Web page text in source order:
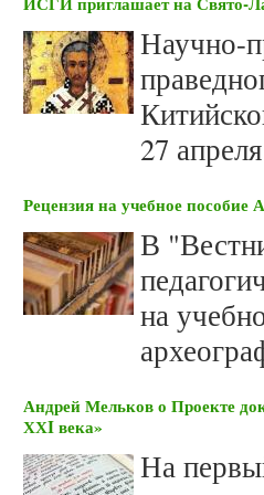
Научно-
27
Рецензия на учебное
В
на
Андрей Мельков о Проекте
ХХI века»
На